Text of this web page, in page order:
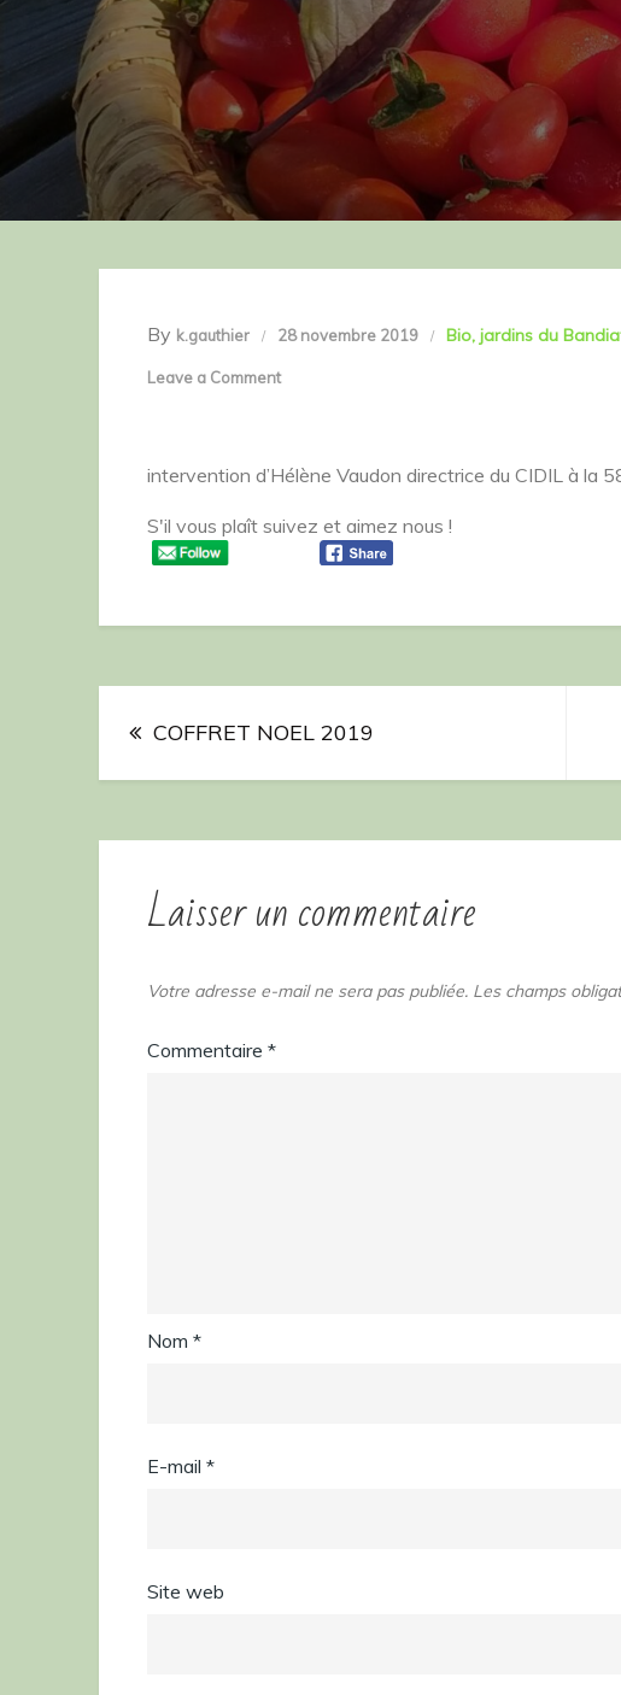
By k.gauthier 28 novembre 2019 Bio jardins du
Leave a Commenton
à
intervention d’Hélène Vaudon directrice du CIDIL à la
S'il vous plaît suivez et aimez nous !
Navigation
de
l’article
COFFRET NOEL 2019
Laisser un commentaire
Votre adresse e-mail ne sera pas publiée. Les champs
Commentaire *
Nom *
E-mail *
Site web